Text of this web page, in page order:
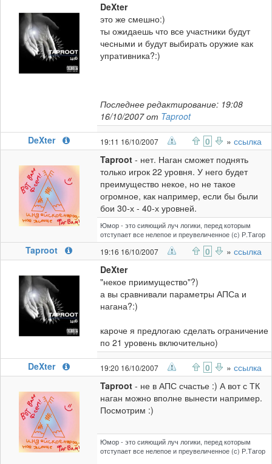
DeXter
это же смешно:)
ты ожидаешь что все участники будут
чесными и будут выбирать оружие как
упративника?:)
Последнее редактирование: 19:08
16/10/2007 от Taproot
DeXter
19:11 16/10/2007 0 » ссылка
Taproot - нет. Наган сможет поднять
только игрок 22 уровня. У него будет
преимущество некое, но не такое
огромное, как например, если бы были
бои 30-х - 40-х уровней.
Юмор - это сияющий луч логики, перед которым
отступает все нелепое и преувеличенное (с) Р.Тагор
Taproot 19:16 16/10/2007 0 » ссылка
DeXter
"некое приимущество"?)
а вы сравнивали параметры АПСа и
нагана?:)
кароче я предлогаю сделать ограничение
по 21 уровень включительно)
DeXter
19:20 16/10/2007 0 » ссылка
Taproot - не в АПС счастье :) А вот с ТК
наган можно вполне вынести например.
Посмотрим :)
Юмор - это сияющий луч логики, перед которым
отступает все нелепое и преувеличенное (с) Р.Тагор